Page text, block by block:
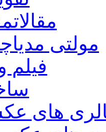
مقالات
مولتی مدیا
فیلم
های